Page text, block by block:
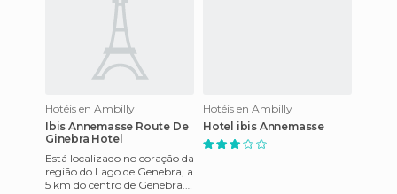
Hotéis en Ambilly
Ibis Annemasse Route De
Ginebra Hotel
Está localizado no coração da
região do Lago de Genebra, a
5 km do centro de Genebra.
Hotéis en Ambilly
Hotel ibis Annemasse